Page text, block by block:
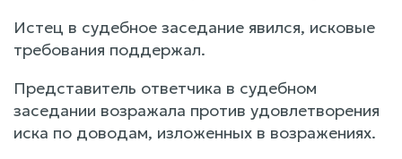
Истец в судебное заседание явился, исковые
требования поддержал.
Представитель ответчика в судебном
заседании возражала против удовлетворения
иска по доводам, изложенных в возражениях.